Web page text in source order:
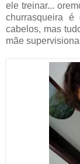
ele treinar...
churrasqueira
cabelos, mas
mãe